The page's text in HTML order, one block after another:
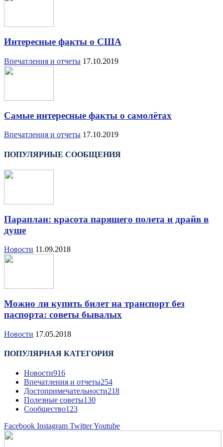
Интересные факты о США
Впечатления и отчеты 17.10.2019
Самые интересные факты о самолётах
Впечатления и отчеты 17.10.2019
ПОПУЛЯРНЫЕ СООБЩЕНИЯ
Параплан: красота парящего полета и драйв в
душе
Новости 11.09.2018
Можно ли купить билет на транспорт без
паспорта: советы бывалых
Новости 17.05.2018
ПОПУЛЯРНАЯ КАТЕГОРИЯ
Новости916
Впечатления и отчеты254
Достопримечательности218
Полезные советы130
Сообщество123
Facebook Instagram TwitterYoutube